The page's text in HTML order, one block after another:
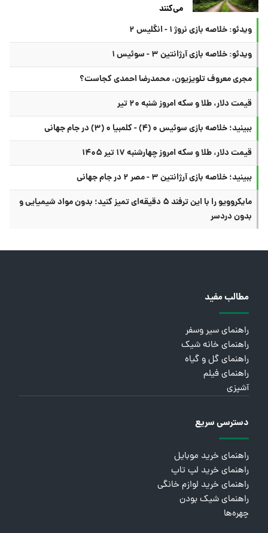
می‌کنند
ویدئو: خلاصه بازی نروژ ۱ - انگلیس ۲
ویدئو: خلاصه بازی آرژانتین ۳ - سوئیس ۱
مجری معروف تلویزیون، محمدرضا احمدی کجاست؟
قیمت دلار، طلا و سکه امروز شنبه ۲۰ تیر
ببینید؛ خلاصه بازی سوئیس ۰ (۴) - کلمبیا ۰ (۳) در جام جهانی
قیمت دلار، طلا و سکه امروز چهارشنبه ۱۷ تیر ۱۴۰۵
ببینید؛ خلاصه بازی آرژانتین ۳ - مصر ۲ در جام جهانی
مایکروویو را با این ترفند ۵ دقیقه‌ای تمیز کنید؛ بدون مواد شیمیایی و
بدون دردسر
مطالب مفید
راهنمای سیر وسفر
راهنمای خانه شیک
راهنمای گل و گیاه
راهنمای فیلم
آشپزی
دسترسی سریع
راهنمای خرید موبایل
راهنمای خرید لپ تاپ
راهنمای خرید لوازم خانگی
راهنمای شیک بودن
چهره‌ها